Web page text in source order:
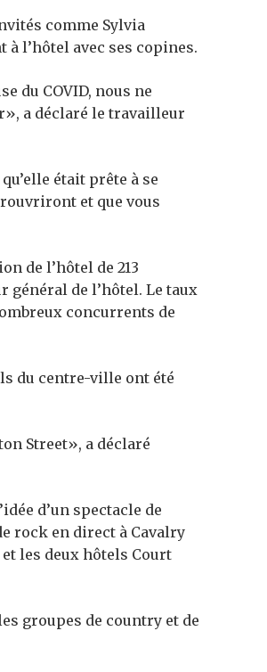
comme Sylvia
à l’hôtel avec ses copines.
du COVID, nous ne
a déclaré le travailleur
était prête à se
et que vous
de l’hôtel de 213
général de l’hôtel. Le taux
concurrents de
du centre-ville ont été
Street», a déclaré
d’un spectacle de
rock en direct à Cavalry
les deux hôtels Court
groupes de country et de